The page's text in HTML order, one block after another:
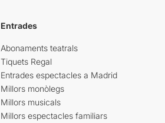
Entrades
Abonaments teatrals
Tiquets Regal
Entrades espectacles a Madrid
Millors monòlegs
Millors musicals
Millors espectacles familiars